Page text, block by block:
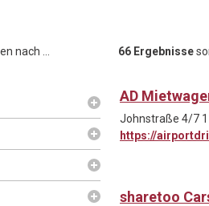
nach ... 66 Ergebnisse
AD
Johnstraße 4/7
https://
sharetoo